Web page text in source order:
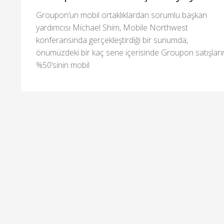
Groupon’un mobil ortaklıklardan sorumlu başkan
yardımcısı Michael Shim, Mobile Northwest
konferansında gerçekleştirdiği bir sunumda,
önümüzdeki bir kaç sene içerisinde Groupon
%50’sinin mobil